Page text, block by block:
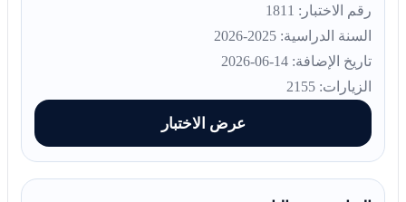
رقم الاختبار: 1811
السنة الدراسية: 2025-2026
تاريخ الإضافة: 14-06-2026
الزيارات: 2155
عرض الاختبار